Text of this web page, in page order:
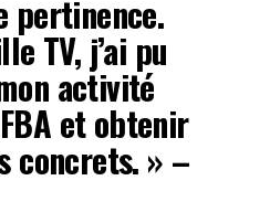
pertinence.
TV, j’ai pu
activité
et obtenir
concrets. » –